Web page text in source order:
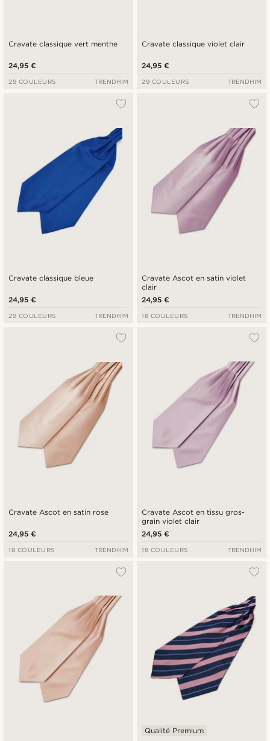
Cravate classique vert menthe
24,95 €
29 COULEURS TRENDHIM
Cravate classique violet clair
24,95 €
29 COULEURS TRENDHIM
Cravate classique bleue
24,95 €
29 COULEURS TRENDHIM
Cravate Ascot en satin violet
clair
24,95 €
18 COULEURS TRENDHIM
Cravate Ascot en satin rose
24,95 €
18 COULEURS TRENDHIM
Cravate Ascot en tissu gros-
grain violet clair
24,95 €
18 COULEURS TRENDHIM
Qualité Premium